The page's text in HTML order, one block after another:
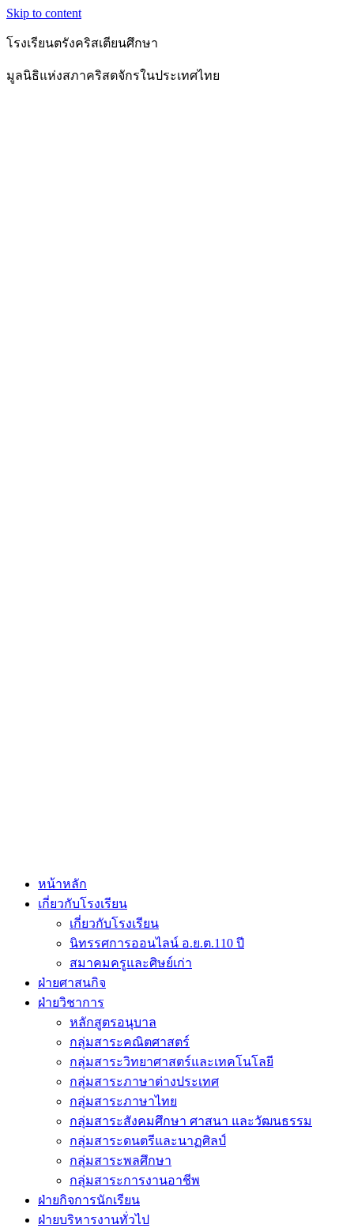
Skip to content
โรงเรียนตรังคริสเตียนศึกษา
มูลนิธิแห่งสภาคริสตจักรในประเทศไทย
หน้าหลัก
เกี่ยวกับโรงเรียน
เกี่ยวกับโรงเรียน
นิทรรศการออนไลน์ อ.ย.ต.110 ปี
สมาคมครูและศิษย์เก่า
ฝ่ายศาสนกิจ
ฝ่ายวิชาการ
หลักสูตรอนุบาล
กลุ่มสาระคณิตศาสตร์
กลุ่มสาระวิทยาศาสตร์และเทคโนโลยี
กลุ่มสาระภาษาต่างประเทศ
กลุ่มสาระภาษาไทย
กลุ่มสาระสังคมศึกษา ศาสนา และวัฒนธรรม
กลุ่มสาระดนตรีและนาฏศิลป์
กลุ่มสาระพลศึกษา
กลุ่มสาระการงานอาชีพ
ฝ่ายกิจการนักเรียน
ฝ่ายบริหารงานทั่วไป